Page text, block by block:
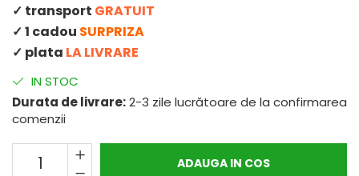
✓ transport GRATUIT
✓ 1 cadou SURPRIZA
✓ plata LA LIVRARE
IN STOC
Durata de livrare:2-3 zile lucrătoare de la confirmarea
comenzii
ADAUGA IN COS